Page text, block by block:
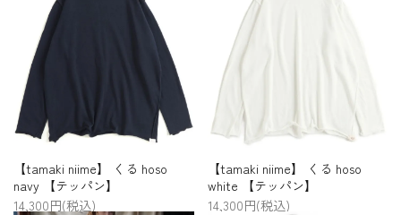
【tamaki niime】 くる hoso
navy 【テッパン】
14,300円(税込)
【tamaki niime】 くる hoso
white 【テッパン】
14,300円(税込)